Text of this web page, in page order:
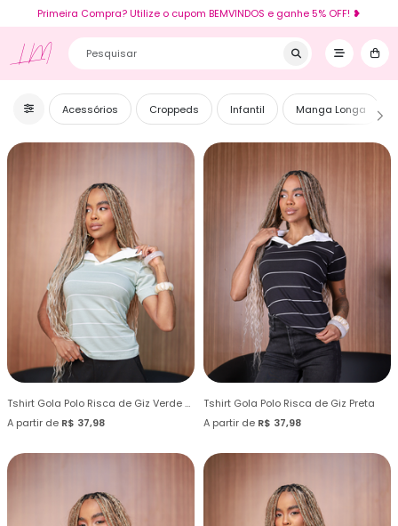
Primeira Compra? Utilize o cupom BEMVINDOS e ganhe 5% OFF! ❥
LM
Acessórios Croppeds Infantil Manga Longa
Tshirt Gola Polo Risca de Giz Verde Folha Seca
A partir de R$ 37,98
Tshirt Gola Polo Risca de Giz Preta
A partir de R$ 37,98